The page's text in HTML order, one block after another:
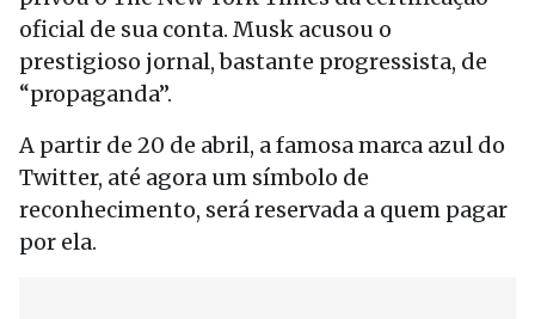
oficial de sua conta. Musk acusou o
prestigioso jornal, bastante progressista, de
“propaganda”.
A partir de 20 de abril, a famosa marca azul do
Twitter, até agora um símbolo de
reconhecimento, será reservada a quem pagar
por ela.